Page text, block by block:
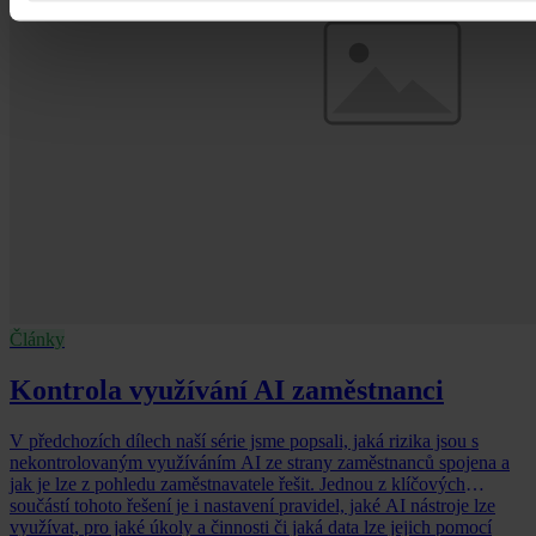
Články
Kontrola využívání AI zaměstnanci
V předchozích dílech naší série jsme popsali, jaká rizika jsou s
nekontrolovaným využíváním AI ze strany zaměstnanců spojena a
jak je lze z pohledu zaměstnavatele řešit. Jednou z klíčových
součástí tohoto řešení je i nastavení pravidel, jaké AI nástroje lze
využívat, pro jaké úkoly a činnosti či jaká data lze jejich pomocí